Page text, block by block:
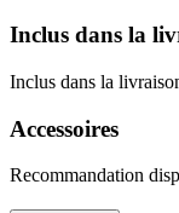
Inclus dans la
Inclus dans la
Accessoires
Recommandation